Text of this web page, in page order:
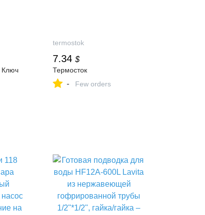
Ключ
termostok
7.34 $
Термосток
- Few orders